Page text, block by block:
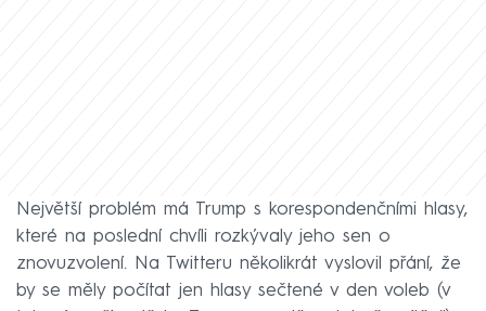
Největší problém má Trump s korespondenčními hlasy,
které na poslední chvíli rozkývaly jeho sen o
znovuzvolení. Na Twitteru několikrát vyslovil přání, že
by se měly počítat jen hlasy sečtené v den voleb (v